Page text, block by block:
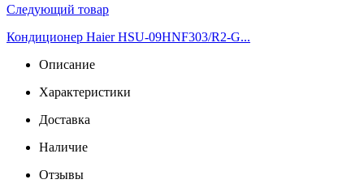
Следующий товар
Кондиционер Haier HSU-09HNF303/R2-G...
Описание
Характеристики
Доставка
Наличие
Отзывы